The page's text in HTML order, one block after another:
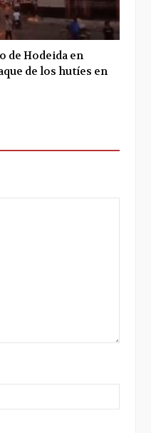
de Hodeida en
de los hutíes en